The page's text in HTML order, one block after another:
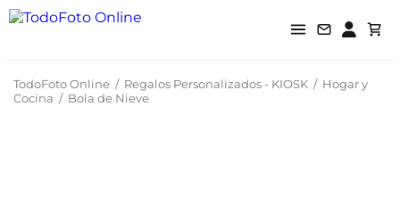
TodoFoto Online / Regalos Personalizados - KIOSK / Hogar y
Cocina / Bola de Nieve